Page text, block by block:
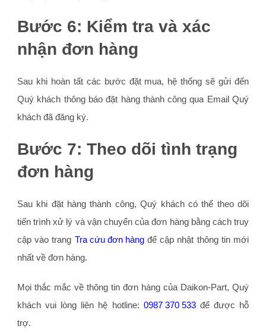
Bước 6: Kiểm tra và xác
nhận đơn hàng
Sau khi hoàn tất các bước đặt mua, hệ thống sẽ gửi đến
Quý khách thông báo đặt hàng thành công qua Email Quý
khách đã đăng ký.
Bước 7: Theo dõi tình trạng
đơn hàng
Sau khi đặt hàng thành công, Quý khách có thể theo dõi
tiến trình xử lý và vận chuyển của đơn hàng bằng cách truy
cập vào trang Tra cứu đơn hàngđể cập nhật thông tin mới
nhất về đơn hàng.
Mọi thắc mắc về thông tin đơn hàng của Daikon-Part, Quý
khách vui lòng liên hệ hotline: 0987 370 533để được hỗ
trợ.